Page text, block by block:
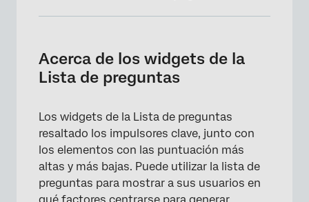
Seleccionar elementos para mostrar
Impacto
Opciones de visualización adicionales
Comparaciones
Prueba de significación
Acerca de los widgets de la
Lista de preguntas
Los widgets de la Lista de preguntas
resaltado los impulsores clave, junto con
los elementos con las puntuación más
altas y más bajas. Puede utilizar la lista de
preguntas para mostrar a sus usuarios en